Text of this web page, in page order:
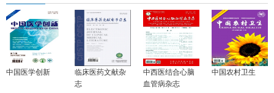
中国医学创新
临床医药文献杂
志
中西医结合心脑
血管病杂志
中国农村卫生